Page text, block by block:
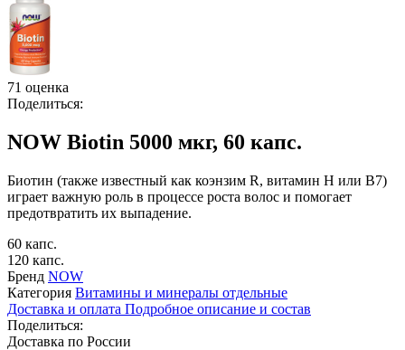
71 оценка
Поделиться:
NOW Biotin 5000 мкг, 60 капс.
Биотин (также известный как коэнзим R, витамин H или B7)
играет важную роль в процессе роста волос и помогает
предотвратить их выпадение.
60 капс.
120 капс.
Бренд NOW
Категория Витамины и минералы отдельные
Доставка и оплата Подробное описание и состав
Поделиться:
Доставка по России